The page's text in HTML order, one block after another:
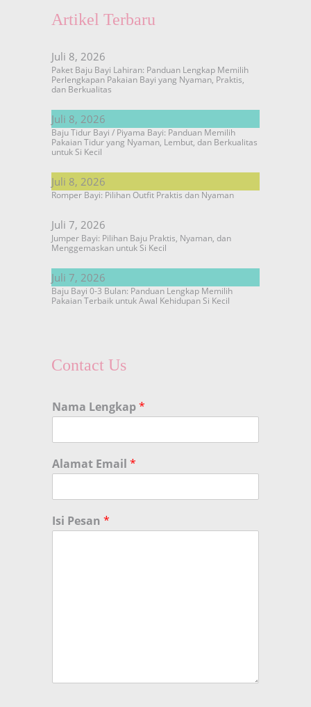
Artikel Terbaru
Juli 8, 2026
Paket Baju Bayi Lahiran: Panduan Lengkap Memilih
Perlengkapan Pakaian Bayi yang Nyaman, Praktis,
dan Berkualitas
Juli 8, 2026
Baju Tidur Bayi / Piyama Bayi: Panduan Memilih
Pakaian Tidur yang Nyaman, Lembut, dan Berkualitas
untuk Si Kecil
Juli 8, 2026
Romper Bayi: Pilihan Outfit Praktis dan Nyaman
Juli 7, 2026
Jumper Bayi: Pilihan Baju Praktis, Nyaman, dan
Menggemaskan untuk Si Kecil
Juli 7, 2026
Baju Bayi 0-3 Bulan: Panduan Lengkap Memilih
Pakaian Terbaik untuk Awal Kehidupan Si Kecil
Contact Us
Nama Lengkap*
Alamat Email *
Isi Pesan *